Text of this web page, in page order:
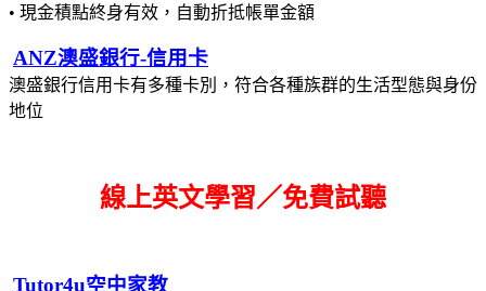
• 現金積點終身有效，自動折抵帳單金額
ANZ澳盛銀行-信用卡
澳盛銀行信用卡有多種卡別，符合各種族群的生活型態與身份
地位
線上英文學習／免費試聽
Tutor4u空中家教